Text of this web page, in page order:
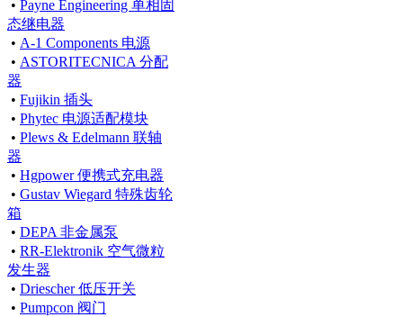
• Payne Engineering 单相固
态继电器
• A-1 Components 电源
• ASTORITECNICA 分配
器
• Fujikin 插头
• Phytec 电源适配模块
• Plews & Edelmann 联轴
器
• Hgpower 便携式充电器
• Gustav Wiegard 特殊齿轮
箱
• DEPA 非金属泵
• RR-Elektronik 空气微粒
发生器
• Driescher 低压开关
• Pumpcon 阀门